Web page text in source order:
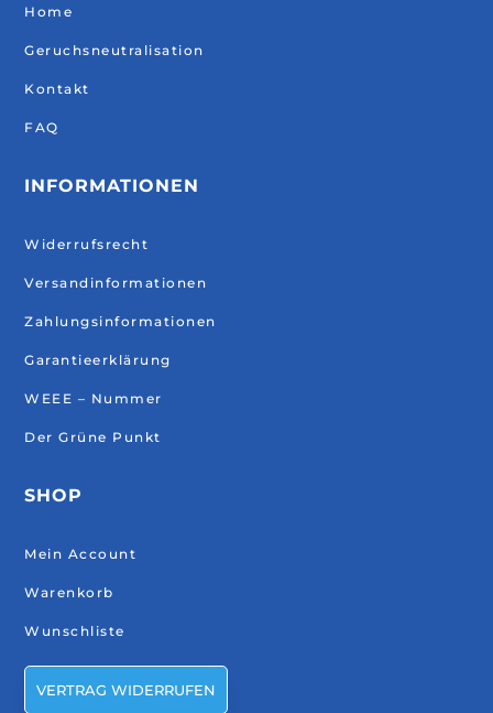
Home
Geruchsneutralisation
Kontakt
FAQ
INFORMATIONEN
Widerrufsrecht
Versandinformationen
Zahlungsinformationen
Garantieerklärung
WEEE – Nummer
Der Grüne Punkt
SHOP
Mein Account
Warenkorb
Wunschliste
VERTRAG WIDERRUFEN